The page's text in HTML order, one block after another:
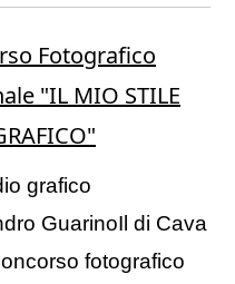
Fotografico
"IL MIO STILE
grafico
GuarinoIl di Cava
fotografico